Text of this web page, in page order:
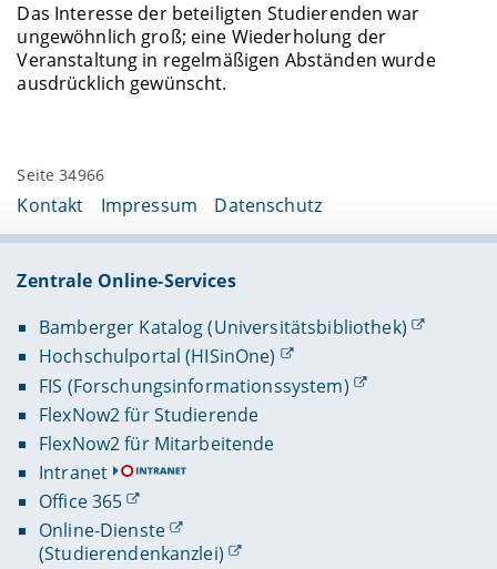
Das Interesse der beteiligten Studierenden war
ungewöhnlich groß; eine Wiederholung der
Veranstaltung in regelmäßigen Abständen wurde
ausdrücklich gewünscht.
Seite 34966
Kontakt Impressum Datenschutz
Zentrale Online-Services
Bamberger Katalog (Universitätsbibliothek)
Hochschulportal (HISinOne)
FIS (Forschungsinformationssystem)
FlexNow2 für Studierende
FlexNow2 für Mitarbeitende
Intranet
Office 365
Online-Dienste
(Studierendenkanzlei)